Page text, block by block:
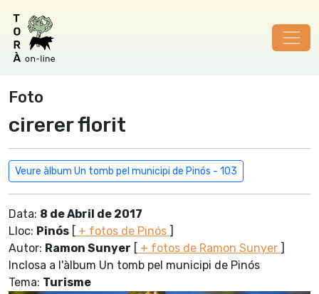
Foto
cirerer florit
Veure àlbum Un tomb pel municipi de Pinós - 103
Data: 8 de Abril de 2017
Lloc: Pinós [ + fotos de Pinós ]
Autor: Ramon Sunyer [ + fotos de Ramon Sunyer ]
Inclosa a l'àlbum Un tomb pel municipi de Pinós
Tema: Turisme